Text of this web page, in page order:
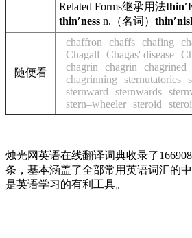
Related Forms继承用法
thinʹness n. （名词）
随便看
chaffron chaffs chafing
Chagall
Chagas' disease
chagrin
chagrin chagrined
chagrinning
sternutatories
sternward
sternwards
stern–wheeler steroid
烛光网英语在线翻译词典收录了
条，基本涵盖了全部常用英语词汇的
是英语学习的有利工具。